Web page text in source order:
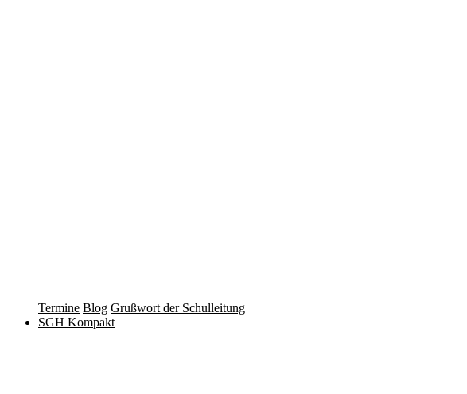
Termine Blog Grußwort der Schulleitung
SGH Kompakt